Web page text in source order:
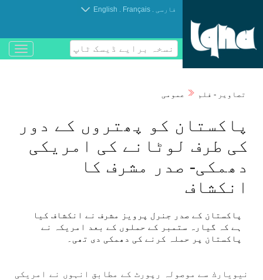
فارسی .
Français
.
English
نسخہ برایے ڈیسک ٹاپ
باز
و
تصاوير - فلم عمومی
پاكستان كو پھتروں كے دور
كی طرف لوٹانے كی امريكی
دھمكی- صدر مشرف كا
انكشاف
پاكستان كے صدر جنرل پرويز مشرف نے انكشاف كيا
ہے كہ گيارہ ستمبر كے حملوں كے بعد امريكہ نے
پاكستان پر حملہ كرنے كی دھمكی دی تھی۔
نيويارك سے موصولہ رپورٹ كے مطابق انہوں نے امريكی